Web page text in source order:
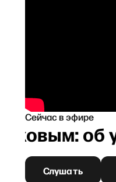
Сейчас в эфире
об
Слушать